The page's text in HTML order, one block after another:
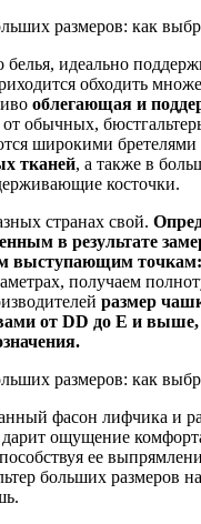
идеально
обходить
облегающая и
обычных,
широкими
тканей, а также в
косточки.
странах свой.
в результате
выступающим точкам:
получаем
размер
от DD до Е и выше,
фасон лифчика и
дарит ощущение
ее
больших размеров